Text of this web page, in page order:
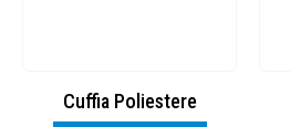
Cuffia Poliestere